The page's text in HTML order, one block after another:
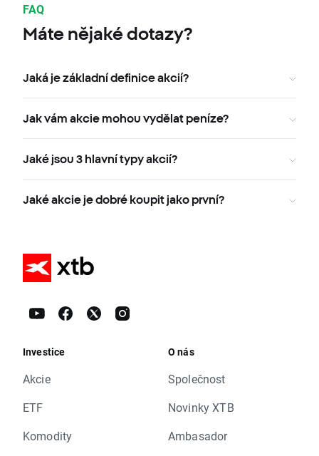
FAQ
Máte nějaké dotazy?
Jaká je základní definice akcií?
Jak vám akcie mohou vydělat peníze?
Jaké jsou 3 hlavní typy akcií?
Jaké akcie je dobré koupit jako první?
Investice
Akcie
ETF
Komodity
O nás
Společnost
Novinky XTB
Ambasador